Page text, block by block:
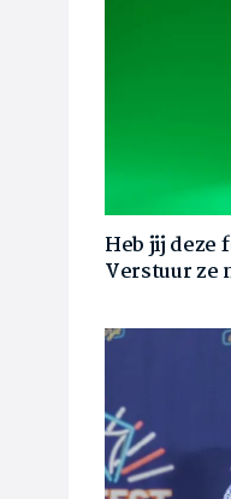
Heb jij deze
Verstuur ze